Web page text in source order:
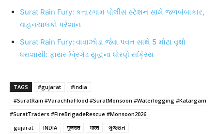
Surat Rain Fury: કતારગામ પોલીસ સ્ટેશન સામે જળબંબાકાર,
વાહનચાલકો પરેશાન
Surat Rain Fury: વાવાઝોડા જેવા પવન સાથે 5 મોટા વૃક્ષો
ધરાશાયી: ફાયર બ્રિગેડ યુદ્ધના ધોરણે સક્રિય
TAGS #gujarat
#india
#SuratRain #VarachhaFlood #SuratMonsoon #Waterlogging #Katargam
#SuratTraders #FireBrigadeRescue #Monsoon2026
gujarat
INDIA गुजरात भारत ગુજરાત